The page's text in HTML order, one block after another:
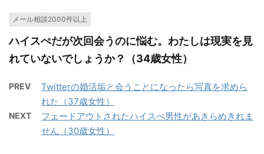
メール相談2000件以上
ハイスぺだが次回会うのに悩む。わたしは現実を見
れていないでしょうか？（34歳女性）
PREV
Twitterの婚活垢と会うことになったら写真を求めら
れた（37歳女性）
NEXT
フェードアウトされたハイスぺ男性があきらめきれま
せん（30歳女性）